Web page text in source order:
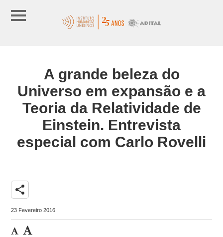
A grande beleza do
Universo em expansão e a
Teoria da Relatividade de
Einstein. Entrevista
especial com Carlo Rovelli
share
23 Fevereiro 2016